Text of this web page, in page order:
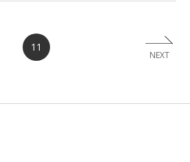
11
NEXT